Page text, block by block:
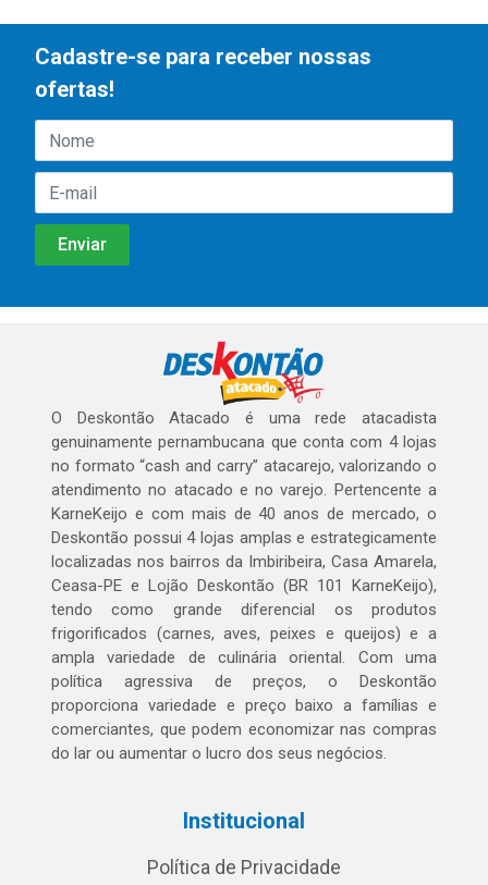
Cadastre-se para receber nossas
ofertas!
O Deskontão Atacado é uma rede atacadista
genuinamente pernambucana que conta com 4 lojas
no formato “cash and carry” atacarejo, valorizando o
atendimento no atacado e no varejo. Pertencente a
KarneKeijo e com mais de 40 anos de mercado, o
Deskontão possui 4 lojas amplas e estrategicamente
localizadas nos bairros da Imbiribeira, Casa Amarela,
Ceasa-PE e Lojão Deskontão (BR 101 KarneKeijo),
tendo como grande diferencial os produtos
frigorificados (carnes, aves, peixes e queijos) e a
ampla variedade de culinária oriental. Com uma
política agressiva de preços, o Deskontão
proporciona variedade e preço baixo a famílias e
comerciantes, que podem economizar nas compras
do lar ou aumentar o lucro dos seus negócios.
Institucional
Política de Privacidade